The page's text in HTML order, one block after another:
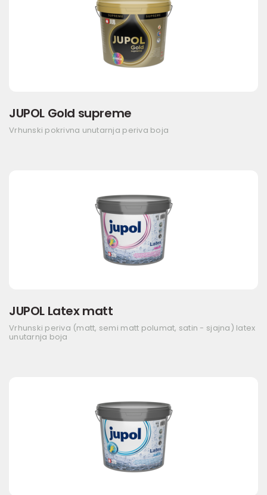
JUPOL Gold supreme
Vrhunski pokrivna unutarnja periva boja
JUPOL Latex matt
Vrhunski periva (matt, semi matt polumat, satin - sjajna) latex
unutarnja boja